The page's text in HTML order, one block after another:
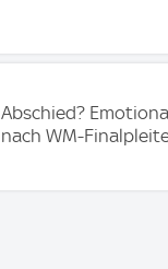
Abschied?
nach WM-